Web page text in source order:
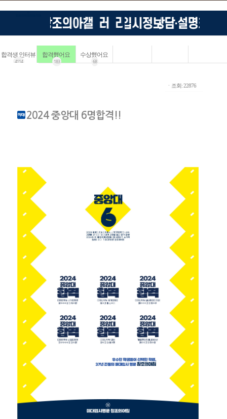
합격생 인터뷰
4114
합격했어요
183
수상했어요
68
ㆍ조회: 22876
2024 중앙대 6명합격!!